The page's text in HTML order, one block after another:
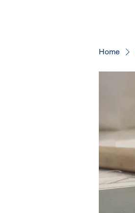
Home